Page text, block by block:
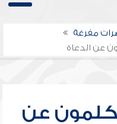
مفرغة
عن الدعاة
عن